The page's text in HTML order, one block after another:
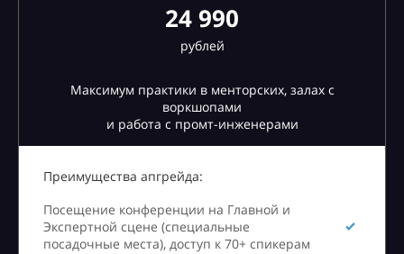
24 990
рублей
Максимум практики в менторских, залах с
воркшопами
и работа с промт-инженерами
Преимущества апгрейда:
Посещение конференции на Главной и
Экспертной сцене (специальные
посадочные места), доступ к 70+ спикерам